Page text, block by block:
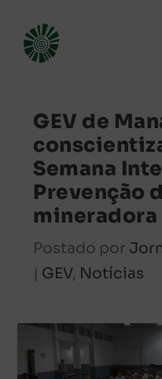
GEV de
Semana
Prevenção
mineradora
Postado por
| GEV, Notícias